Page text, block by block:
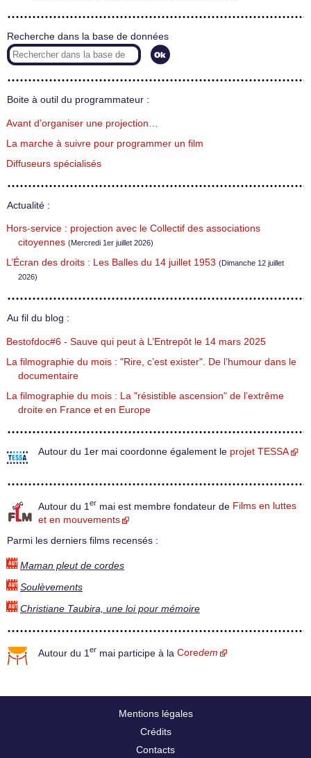
Recherche dans la base de données
Boite à outil du programmateur :
Avant d’organiser une projection…
La marche à suivre pour programmer un film
Diffuseurs spécialisés
Actualité :
Hors-service : projection avec le Collectif des associations
citoyennes (Mercredi 1er juillet 2026)
L’Écran des droits : Les Balles du 14 juillet 1953 (Dimanche 12 juillet
2026)
Au fil du blog :
Bestofdoc#6 - Sauve qui peut à L’Entrepôt le 14 mars 2025
La filmographie du mois : "Rire, c’est exister". De l’humour dans le
documentaire
La filmographie du mois : La "résistible ascension" de l’extrême
droite en France et en Europe
Autour du 1er mai coordonne également le projet TESSA
Autour du 1 er mai est membre fondateur de Films en luttes
et en mouvements
Parmi les derniers films recensés :
Maman pleut de cordes
Soulèvements
Christiane Taubira, une loi pour mémoire
Autour du 1 er mai participe à la Coredem
Mentions légales
Crédits
Contacts